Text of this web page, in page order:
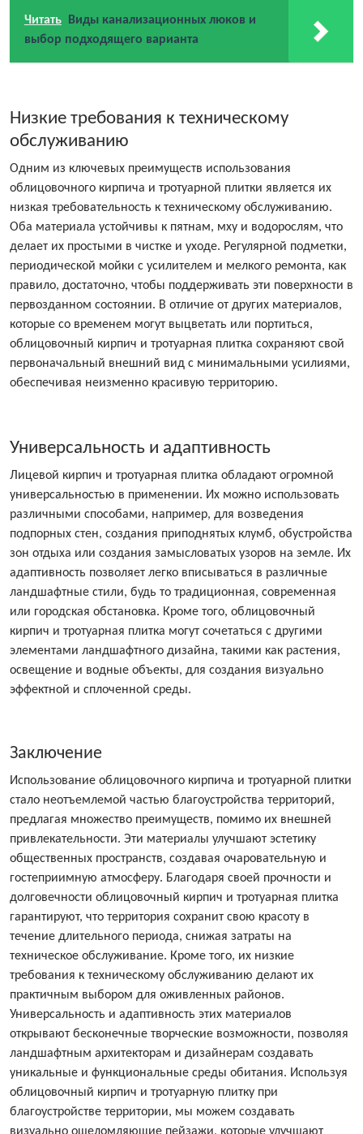
Читать
Виды канализационных люков и
выбор подходящего варианта
Низкие требования к техническому
обслуживанию
Одним из ключевых преимуществ использования
облицовочного кирпича и тротуарной плитки является их
низкая требовательность к техническому обслуживанию.
Оба материала устойчивы к пятнам, мху и водорослям, что
делает их простыми в чистке и уходе. Регулярной подметки,
периодической мойки с усилителем и мелкого ремонта, как
правило, достаточно, чтобы поддерживать эти поверхности в
первозданном состоянии. В отличие от других материалов,
которые со временем могут выцветать или портиться,
облицовочный кирпич и тротуарная плитка сохраняют свой
первоначальный внешний вид с минимальными усилиями,
обеспечивая неизменно красивую территорию.
Универсальность и адаптивность
Лицевой кирпич и тротуарная плитка обладают огромной
универсальностью в применении. Их можно использовать
различными способами, например, для возведения
подпорных стен, создания приподнятых клумб, обустройства
зон отдыха или создания замысловатых узоров на земле. Их
адаптивность позволяет легко вписываться в различные
ландшафтные стили, будь то традиционная, современная
или городская обстановка. Кроме того, облицовочный
кирпич и тротуарная плитка могут сочетаться с другими
элементами ландшафтного дизайна, такими как растения,
освещение и водные объекты, для создания визуально
эффектной и сплоченной среды.
Заключение
Использование облицовочного кирпича и тротуарной плитки
стало неотъемлемой частью благоустройства территорий,
предлагая множество преимуществ, помимо их внешней
привлекательности. Эти материалы улучшают эстетику
общественных пространств, создавая очаровательную и
гостеприимную атмосферу. Благодаря своей прочности и
долговечности облицовочный кирпич и тротуарная плитка
гарантируют, что территория сохранит свою красоту в
течение длительного периода, снижая затраты на
техническое обслуживание. Кроме того, их низкие
требования к техническому обслуживанию делают их
практичным выбором для оживленных районов.
Универсальность и адаптивность этих материалов
открывают бесконечные творческие возможности, позволяя
ландшафтным архитекторам и дизайнерам создавать
уникальные и функциональные среды обитания. Используя
облицовочный кирпич и тротуарную плитку при
благоустройстве территории, мы можем создавать